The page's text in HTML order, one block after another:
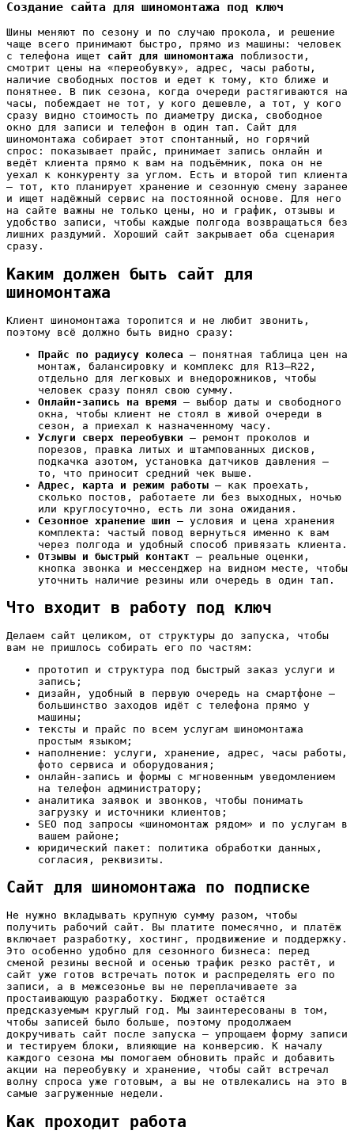
Создание сайта для шиномонтажа под ключ
Шины меняют по сезону и по случаю прокола, и решение
чаще всего принимают быстро, прямо из машины: человек
с телефона ищет сайт для шиномонтажа поблизости,
смотрит цены на «переобувку», адрес, часы работы,
наличие свободных постов и едет к тому, кто ближе и
понятнее. В пик сезона, когда очереди растягиваются на
часы, побеждает не тот, у кого дешевле, а тот, у кого
сразу видно стоимость по диаметру диска, свободное
окно для записи и телефон в один тап. Сайт для
шиномонтажа собирает этот спонтанный, но горячий
спрос: показывает прайс, принимает запись онлайн и
ведёт клиента прямо к вам на подъёмник, пока он не
уехал к конкуренту за углом. Есть и второй тип клиента
— тот, кто планирует хранение и сезонную смену заранее
и ищет надёжный сервис на постоянной основе. Для него
на сайте важны не только цены, но и график, отзывы и
удобство записи, чтобы каждые полгода возвращаться без
лишних раздумий. Хороший сайт закрывает оба сценария
сразу.
Каким должен быть сайт для
шиномонтажа
Клиент шиномонтажа торопится и не любит звонить,
поэтому всё должно быть видно сразу:
Прайс по радиусу колеса — понятная таблица цен на
монтаж, балансировку и комплекс для R13–R22,
отдельно для легковых и внедорожников, чтобы
человек сразу понял свою сумму.
Онлайн-запись на время — выбор даты и свободного
окна, чтобы клиент не стоял в живой очереди в
сезон, а приехал к назначенному часу.
Услуги сверх переобувки — ремонт проколов и
порезов, правка литых и штампованных дисков,
подкачка азотом, установка датчиков давления —
то, что приносит средний чек выше.
Адрес, карта и режим работы — как проехать,
сколько постов, работаете ли без выходных, ночью
или круглосуточно, есть ли зона ожидания.
Сезонное хранение шин — условия и цена хранения
комплекта: частый повод вернуться именно к вам
через полгода и удобный способ привязать клиента.
Отзывы и быстрый контакт — реальные оценки,
кнопка звонка и мессенджер на видном месте, чтобы
уточнить наличие резины или очередь в один тап.
Что входит в работу под ключ
Делаем сайт целиком, от структуры до запуска, чтобы
вам не пришлось собирать его по частям:
прототип и структура под быстрый заказ услуги и
запись;
дизайн, удобный в первую очередь на смартфоне —
большинство заходов идёт с телефона прямо у
машины;
тексты и прайс по всем услугам шиномонтажа
простым языком;
наполнение: услуги, хранение, адрес, часы работы,
фото сервиса и оборудования;
онлайн-запись и формы с мгновенным уведомлением
на телефон администратору;
аналитика заявок и звонков, чтобы понимать
загрузку и источники клиентов;
SEO под запросы «шиномонтаж рядом» и по услугам в
вашем районе;
юридический пакет: политика обработки данных,
согласия, реквизиты.
Сайт для шиномонтажа по подписке
Не нужно вкладывать крупную сумму разом, чтобы
получить рабочий сайт. Вы платите помесячно, и платёж
включает разработку, хостинг, продвижение и поддержку.
Это особенно удобно для сезонного бизнеса: перед
сменой резины весной и осенью трафик резко растёт, и
сайт уже готов встречать поток и распределять его по
записи, а в межсезонье вы не переплачиваете за
простаивающую разработку. Бюджет остаётся
предсказуемым круглый год. Мы заинтересованы в том,
чтобы записей было больше, поэтому продолжаем
докручивать сайт после запуска — упрощаем форму записи
и тестируем блоки, влияющие на конверсию. К началу
каждого сезона мы помогаем обновить прайс и добавить
акции на переобувку и хранение, чтобы сайт встречал
волну спроса уже готовым, а вы не отвлекались на это в
самые загруженные недели.
Как проходит работа